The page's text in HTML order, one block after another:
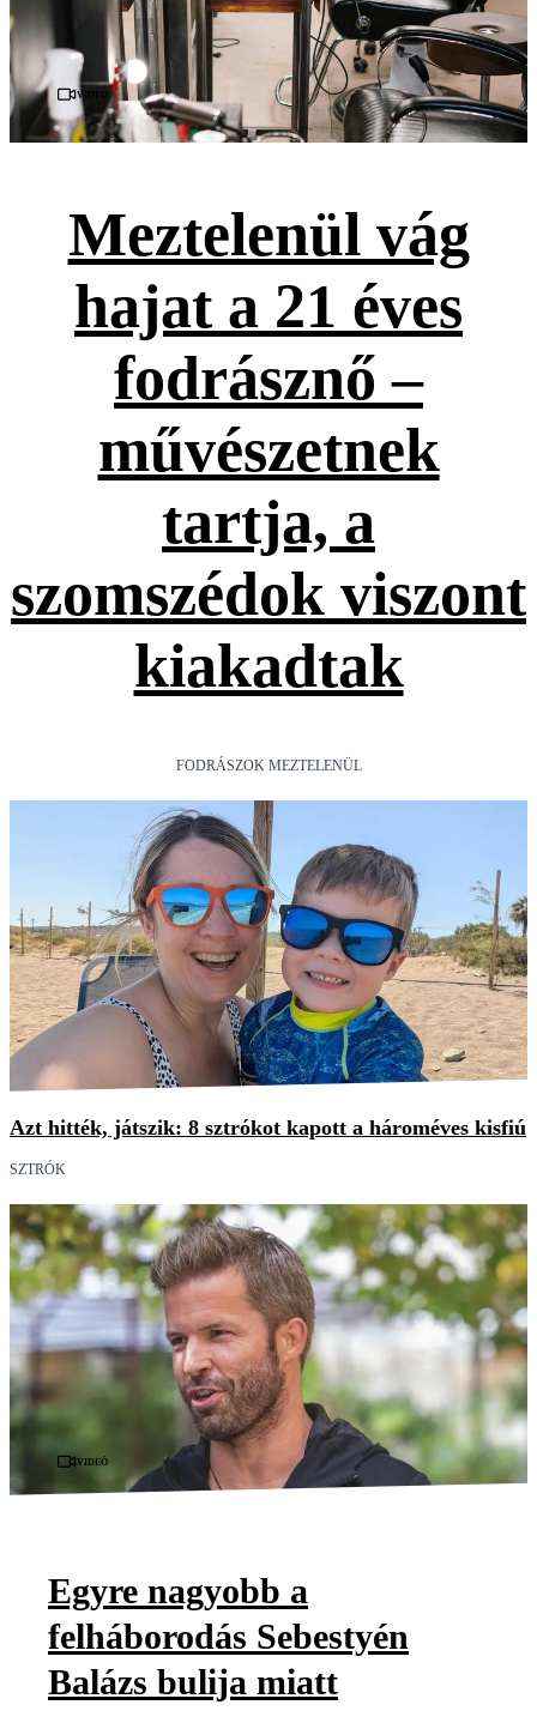
Videó
Meztelenül vág
hajat a 21 éves
fodrásznő –
művészetnek
tartja, a
szomszédok viszont
kiakadtak
FODRÁSZOK MEZTELENÜL
Azt hitték, játszik: 8 sztrókot kapott a hároméves kisfiú
SZTRÓK
Videó
Egyre nagyobb a
felháborodás Sebestyén
Balázs bulija miatt